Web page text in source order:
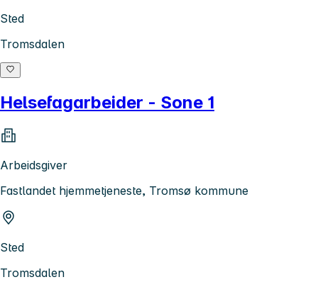
Sted
Tromsdalen
Helsefagarbeider - Sone 1
Arbeidsgiver
Fastlandet hjemmetjeneste, Tromsø kommune
Sted
Tromsdalen